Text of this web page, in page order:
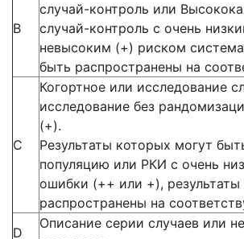
В
случай-контроль или
случай-контроль с очень
невысоким (+) риском
быть распространены на
С
Когортное или исследование
исследование без
(+).
Результаты которых могут
популяцию или РКИ с очень
ошибки (++ или +),
распространены на
D
Описание серии случаев или